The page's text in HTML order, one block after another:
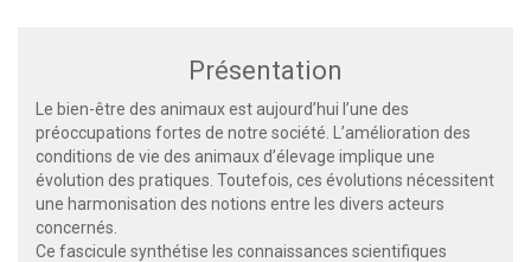
Présentation
Le bien-être des animaux est aujourd’hui l’une des
préoccupations fortes de notre société. L’amélioration des
conditions de vie des animaux d’élevage implique une
évolution des pratiques. Toutefois, ces évolutions nécessitent
une harmonisation des notions entre les divers acteurs
concernés.
Ce fascicule synthétise les connaissances scientifiques